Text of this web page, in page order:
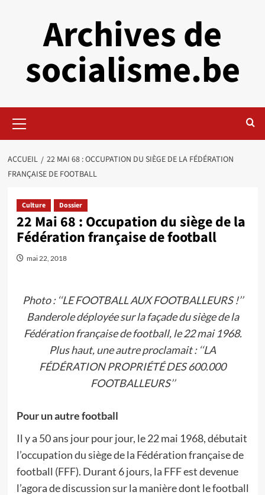
Archives de
socialisme.be
principal
ACCUEIL
22 MAI 68 : OCCUPATION DU SIÈGE DE LA FÉDÉRATION
FRANÇAISE DE FOOTBALL
Culture Dossier
22 Mai 68 : Occupation du siège de la
Fédération française de football
mai 22, 2018
Photo : ‘‘LE FOOTBALL AUX FOOTBALLEURS !’’
Banderole déployée sur la façade du siège de la
Fédération française de football, le 22 mai 1968.
Plus haut, une autre proclamait : ‘‘LA
FÉDÉRATION PROPRIÉTÉ DES 600.000
FOOTBALLEURS’’
Pour un autre football
Il y a 50 ans jour pour jour, le 22 mai 1968, débutait
l’occupation du siège de la Fédération française de
football (FFF). Durant 6 jours, la FFF est devenue
l’agora de discussion sur la manière dont le football